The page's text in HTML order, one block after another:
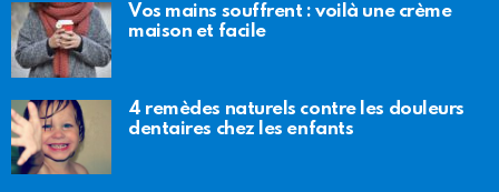
Vos mains souffrent : voilà une crème
maison et facile
4 remèdes naturels contre les douleurs
dentaires chez les enfants